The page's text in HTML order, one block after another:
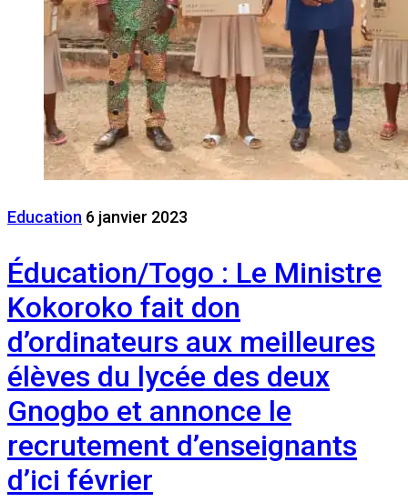
Education 6 janvier 2023
Éducation/Togo : Le Ministre
Kokoroko fait don
d’ordinateurs aux meilleures
élèves du lycée des deux
Gnogbo et annonce le
recrutement d’enseignants
d’ici février